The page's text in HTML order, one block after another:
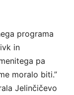
programa
in
pa
moralo biti.”
Jelinčičevo